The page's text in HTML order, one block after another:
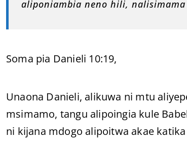
aliponiambia neno hili, nalisimama
Soma pia Danieli 10:19,
Unaona Danieli, alikuwa ni mtu
msimamo, tangu alipoingia kule
ni kijana mdogo alipoitwa akae